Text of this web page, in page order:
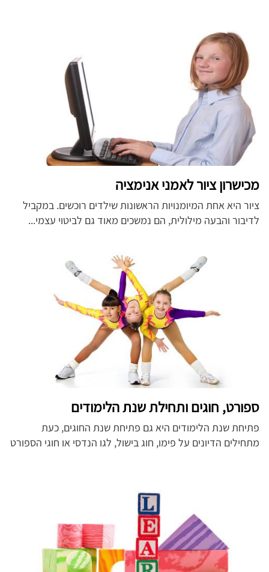
מכישרון ציור לאמני אנימציה
ציור היא אחת המיומנויות הראשונות שילדים רוכשים. במקביל
לדיבור והבעה מילולית, הם נמשכים מאוד גם לביטוי עצמי...
ספורט, חוגים ותחילת שנת הלימודים
פתיחת שנת הלימודים היא גם פתיחת שנת החוגים, כעת
מתחילים הדיונים על פימו, חוג בישול, לגו הנדסי או חוגי הספורט